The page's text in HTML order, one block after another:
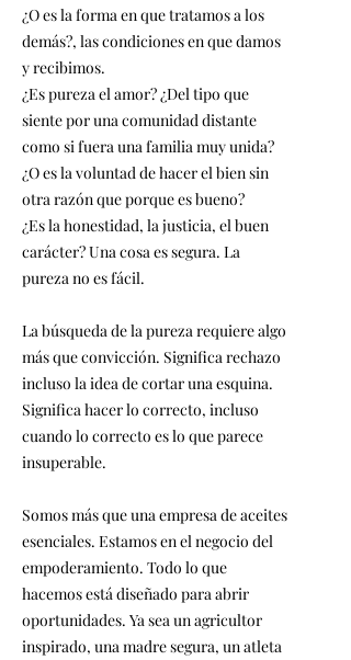
¿O es la forma en que tratamos a los
demás?, las condiciones en que damos
y recibimos.
¿Es pureza el amor? ¿Del tipo que
siente por una comunidad distante
como si fuera una familia muy unida?
¿O es la voluntad de hacer el bien sin
otra razón que porque es bueno?
¿Es la honestidad, la justicia, el buen
carácter? Una cosa es segura. La
pureza no es fácil.
La búsqueda de la pureza requiere algo
más que convicción. Significa rechazo
incluso la idea de cortar una esquina.
Significa hacer lo correcto, incluso
cuando lo correcto es lo que parece
insuperable.
Somos más que una empresa de aceites
esenciales. Estamos en el negocio del
empoderamiento. Todo lo que
hacemos está diseñado para abrir
oportunidades. Ya sea un agricultor
inspirado, una madre segura, un atleta